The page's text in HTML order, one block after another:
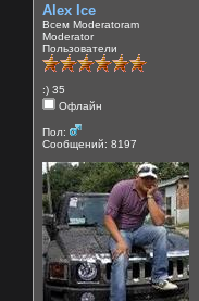
Alex Ice
Всем Moderatoram
Moderator
Пользователи
:) 35
Офлайн
Пол:
Сообщений: 8197